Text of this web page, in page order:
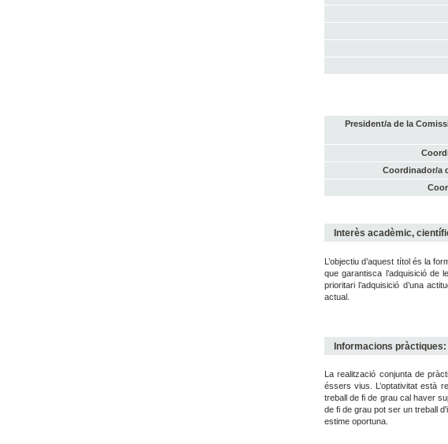
President/a de la
Coordinador/a
Interès acadèmic,
L’objectiu d’aquest títol és la
que garantisca l’adquisició de
prioritari l’adquisició d’una
actual.
Informacions pràctiques:
La realització conjunta de
éssers vius. L’optativitat està
treball de fi de grau cal haver
de fi de grau pot ser un treball
estime oportuna.